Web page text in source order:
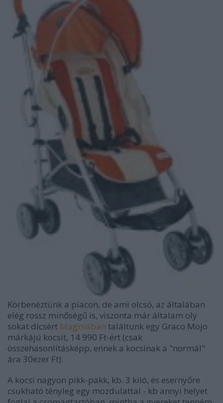
Körbenéztünk a piacon, de ami olcsó, az általában
elég rossz minőségű is, viszonta már általam oly
sokat dícsért Magmában találtunk egy Graco Mojo
márkájú kocsit, 14 990 Ft-ért (csak
összehasonlításképp, ennek a kocsinak a "normál"
ára 30ezer Ft).
A kocsi nagyon pikk-pakk, kb. 3 kiló, és esernyőre
csukható tényleg egy mozdulattal - kb annyi helyet